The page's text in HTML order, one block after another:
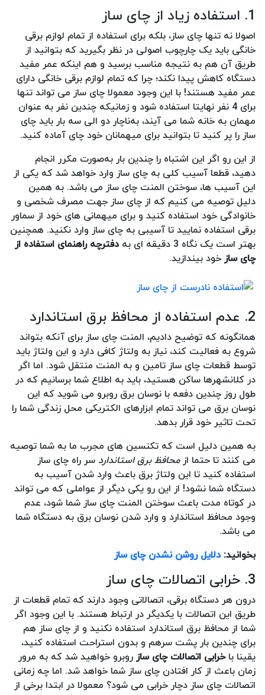
1. استفاده زیاد از چای ساز
اصولا نه تنها چای ساز، بلکه برای استفاده از تمام لوازم برقی
خانگی باید یک چارچوب اصولی در نظر بگیرید که بتوانید از
طریق آن هم به نتیجه مناسب برسید و هم اینکه عمر مفید
دستگاه کاهش پیدا نکند؛ چرا که تمام لوازم برقی خانگی دارای
عمر مفید هستند! با این وجود معمولا چای ساز می تواند تنها
برای 4 نفر نهایتا استفاده شود و زمانیکه چندین نفر به عنوان
مهمان به خانه شما می آیند، به‌ناچار دو الی سه بار باید چای
ساز را پر کنید تا بتوانید برای میهمانان خود چای آماده کنید.
از این رو اگر این اشتباه را چندین بار به‌صورت مکرر انجام
دهید، قطعا آسیب کلی به چای ساز وارد خواهد شد که یکی از
این آسیب ها، سوختن المنت چای ساز می باشد. به همین
دلیل توصیه می کنیم که از چای ساز جهت مصرف شخصی و
خانوادگی خود استفاده کنید و برای میهمانی های خود از سماور
برقی استفاده نمایید تا آسیبی به چای ساز وارد نکنید. همچنین
بهتر است یک نگاه 3 دقیقه ای به
دفترچه راهنمای استفاده از
چای سازخود بیندازید.
2. عدم استفاده از محافظ برق استاندارد
همانگونه که توضیح دادیم، المنت چای ساز برای آنکه بتواند
شروع به فعالیت کند، نیاز به ولتاژ کافی دارد و این ولتاژ باید
توسط قطعات چای ساز تامین و به المنت منتقل شود. اما اگر
در کلانشهرها ساکن هستید، باید به اطلاع شما برسانیم که در
طول روز چندین دفعه با نوسان برق روبرو می شوید که این
نوسان برق می تواند تمام ابزارهای الکتریکی محل زندگی شما را
تحت تاثیر خود قرار بدهد.
به همین دلیل است که تکنسین های مجرب ما به شما توصیه
می کنند تا حتما ازمحافظ برق استاندارد سر راه چای ساز
استفاده کنید تا این ولتاژ برق باعث وارد شدن آسیب به
دستگاه شما نشود! از این رو یکی دیگر از عواملی که می تواند
در کوتاه مدت باعث سوختن المنت چای ساز شما شود، عدم
وجود محافظ استاندارد و وارد شدن نوسان برق به دستگاه شما
می باشد.
بخوانید:دلایل روشن نشدن چای ساز
3. خرابی اتصالات چای ساز
درون هر دستگاه برقی، اتصالاتی وجود دارند که تمام قطعات از
طریق این اتصالات با یکدیگر در ارتباط هستند. با این وجود اگر
شما از محافظ برق استاندارد استفاده نکنید و از چای ساز هم
برای چندین بار پشت سرهم و بدون استراحت استفاده کنید،
یقینا باخرابی اتصالات چای سازروبرو خواهید شد که به مرور
زمان باعث از کار افتادن چای ساز شما خواهد شد. اما چه زمانی
اتصالات چای ساز دچار خرابی می شود؟ معمولا در ابتدا برخی از